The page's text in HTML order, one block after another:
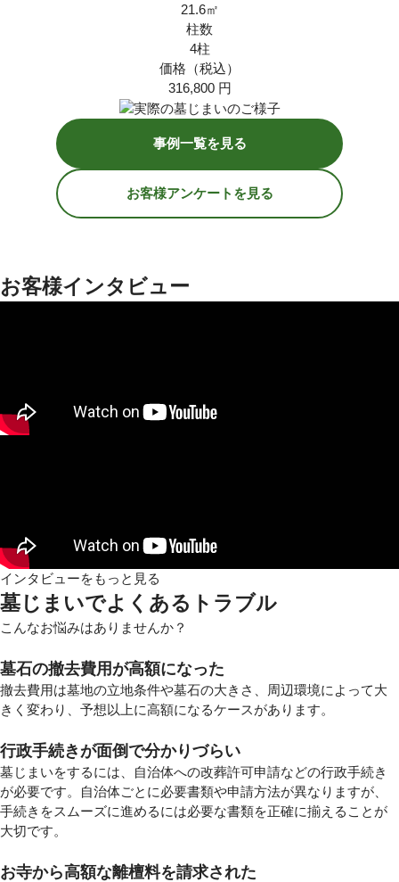
21.6㎡
柱数
4柱
価格（税込）
316,800円
事例一覧を見る
お客様アンケートを見る
お客様インタビュー
インタビューをもっと見る
墓じまいでよくあるトラブル
こんなお悩みはありませんか？
墓石の撤去費用が高額になった
撤去費用は墓地の立地条件や墓石の大きさ、周辺環境によって大
きく変わり、予想以上に高額になるケースがあります。
行政手続きが面倒で分かりづらい
墓じまいをするには、自治体への改葬許可申請などの行政手続き
が必要です。自治体ごとに必要書類や申請方法が異なりますが、
手続きをスムーズに進めるには必要な書類を正確に揃えることが
大切です。
お寺から高額な離檀料を請求された